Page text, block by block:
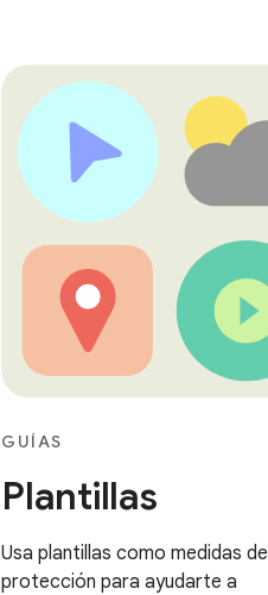
GUÍAS
Plantillas
Usa plantillas como medidas de
protección para ayudarte a